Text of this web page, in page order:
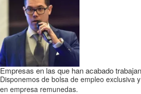
Empresas en las que han acabado
Disponemos de bolsa de empleo exclusiva
en empresa remunedas.